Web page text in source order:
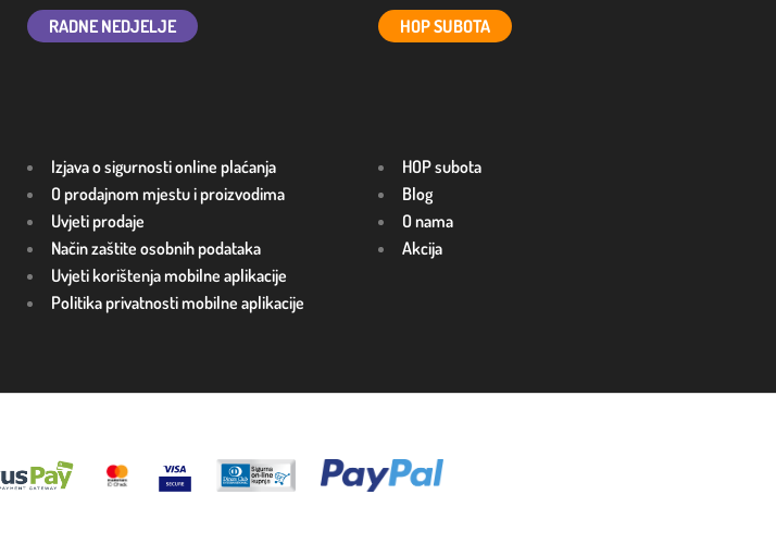
RADNE NEDJELJE HOP SUBOTA
Izjava o sigurnosti online plaćanja
O prodajnom mjestu i proizvodima
Uvjeti prodaje
Način zaštite osobnih podataka
Uvjeti korištenja mobilne aplikacije
Politika privatnosti mobilne aplikacije
HOP subota
Blog
O nama
Akcija